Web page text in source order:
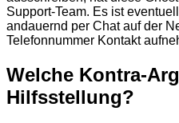
Support-Team. Es ist
andauernd per Chat auf der
Telefonnummer Kontakt
Welche Kontra-
Hilfsstellung?